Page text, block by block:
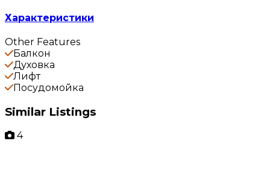
Характеристики
Other Features
Балкон
Духовка
Лифт
Посудомойка
Similar Listings
4